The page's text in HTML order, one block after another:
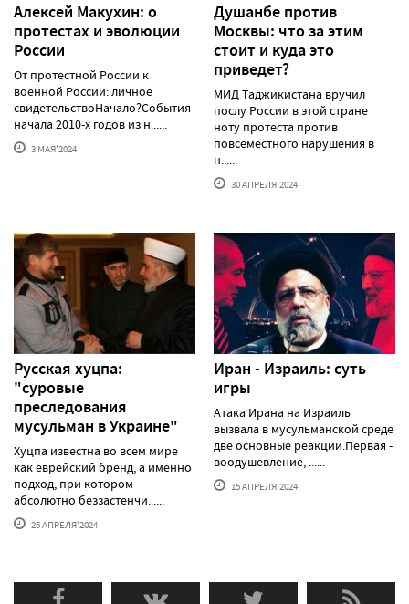
Алексей Макуxин: о
протестаx и эволюции
России
От протестной России к
военной России: личное
свидетельствоНачало?События
начала 2010-х годов из н......
3 МАЯ'2024
Душанбе против
Москвы: что за этим
стоит и куда это
приведет?
МИД Таджикистана вручил
послу России в этой стране
ноту протеста против
повсеместного нарушения в
н......
30 АПРЕЛЯ'2024
Русская хуцпа:
"суровые
преследования
мусульман в Украине"
Хуцпа известна во всем мире
как еврейский бренд, а именно
подход, при котором
абсолютно беззастенчи......
25 АПРЕЛЯ'2024
Иран - Израиль: суть
игры
Атака Ирана на Израиль
вызвала в мусульманской среде
две основные реакции.Первая -
воодушевление, ......
15 АПРЕЛЯ'2024